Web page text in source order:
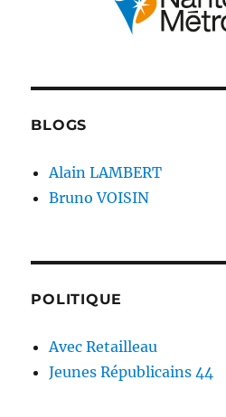
BLOGS
Alain LAMBERT
Bruno VOISIN
POLITIQUE
Avec Retailleau
Jeunes Républicains 44